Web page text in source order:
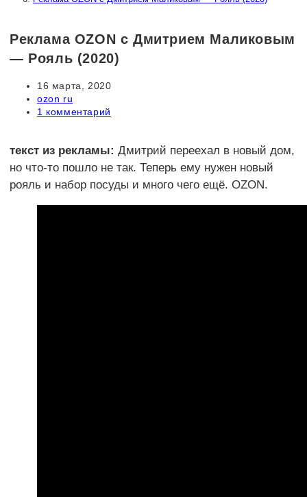
Реклама OZON c Дмитрием Маликовым
— Рояль (2020)
Запись
опубликована:
16 марта, 2020
Рубрика
записи:
ozon ru
Комментарии
1 комментарий
текст из рекламы: Дмитрий переехал в новый дом,
но что-то пошло не так. Теперь ему нужен новый
рояль и набор посуды и много чего ещё. OZON.